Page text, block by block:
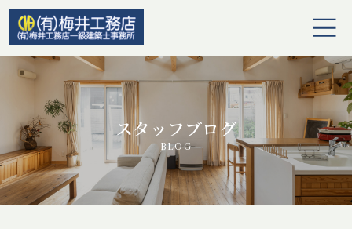
ホーム
選ばれる理由
梅井工務店の注文住宅
水まわりリフォーム
スタッフブログ
BLOG